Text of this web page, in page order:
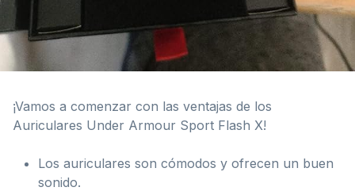
¡Vamos a comenzar con las ventajas de los
Auriculares Under Armour Sport Flash X!
Los auriculares son cómodos y ofrecen un buen
sonido.